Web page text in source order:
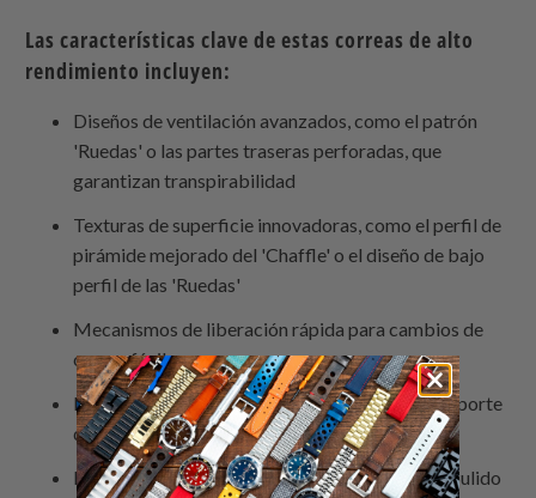
Las características clave de estas correas de alto
rendimiento incluyen:
Diseños de ventilación avanzados, como el patrón
'Ruedas' o las partes traseras perforadas, que
garantizan transpirabilidad
Texturas de superficie innovadoras, como el perfil de
pirámide mejorado del 'Chaffle' o el diseño de bajo
perfil de las 'Ruedas'
Mecanismos de liberación rápida para cambios de
correa fáciles
Diseños de retención únicos para asegurar el soporte
de la correa del reloj
Hebillas de acero inoxidable 316L sólidas con pulido